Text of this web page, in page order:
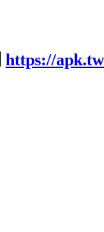
https://